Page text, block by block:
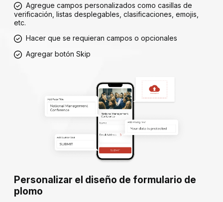
Agregue campos personalizados como casillas de
verificación, listas desplegables, clasificaciones, emojis,
etc.
Hacer que se requieran campos o opcionales
Agregar botón Skip
Personalizar el diseño de formulario de
plomo